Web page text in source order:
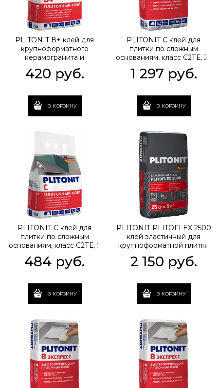
PLITONIT В+ клей для
крупноформатного
керамогранита и
натурального камня, 5 кг
420 руб.
В КОРЗИНУ
PLITONIT С клей для
плитки по сложным
основаниям, класс С2ТЕ, 25
1 297 руб.
В КОРЗИНУ
PLITONIT С клей для
плитки по сложным
основаниям, класс С2ТЕ, 5
484 руб.
В КОРЗИНУ
PLITONIT PLITOFLEX 2500
клей эластичный для
крупноформатной плитки
2 150 руб.
В КОРЗИНУ